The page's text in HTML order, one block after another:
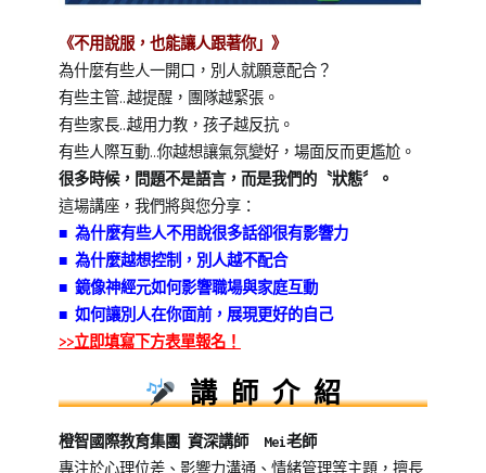
《不用說服，也能讓人跟著你」》
為什麼有些人一開口，別人就願意配合？
有些主管…越提醒，團隊越緊張。
有些家長…越用力教，孩子越反抗。
有些人際互動…你越想讓氣氛變好，場面反而更尷尬。
很多時候，問題不是語言，而是我們的〝狀態〞。
這場講座，我們將與您分享：
■ 為什麼有些人不用說很多話卻很有影響力
■ 為什麼越想控制，別人越不配合
■ 鏡像神經元如何影響職場與家庭互動
■ 如何讓別人在你面前，展現更好的自己
>>立即填寫下方表單報名！
講 師 介 紹
橙智國際教育集團 資深講師 Mei老師
專注於心理位差、影響力溝通、情緒管理等主題，擅長